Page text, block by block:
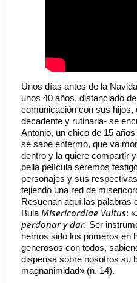
Unos días antes de la
unos 40 años, distanciado
comunicación con sus hijos,
decadente y rutinaria- se
Antonio, un chico de 15
se sabe enfermo, que va
dentro y la quiere compartir
bella película seremos
personajes y sus
tejiendo una red de
Resuenan aquí las palabras
Bula Misericordiae Vultus:
perdonar y dar. Ser
hemos sido los primeros en
generosos con todos,
dispensa sobre nosotros su
magnanimidad» (n. 14).